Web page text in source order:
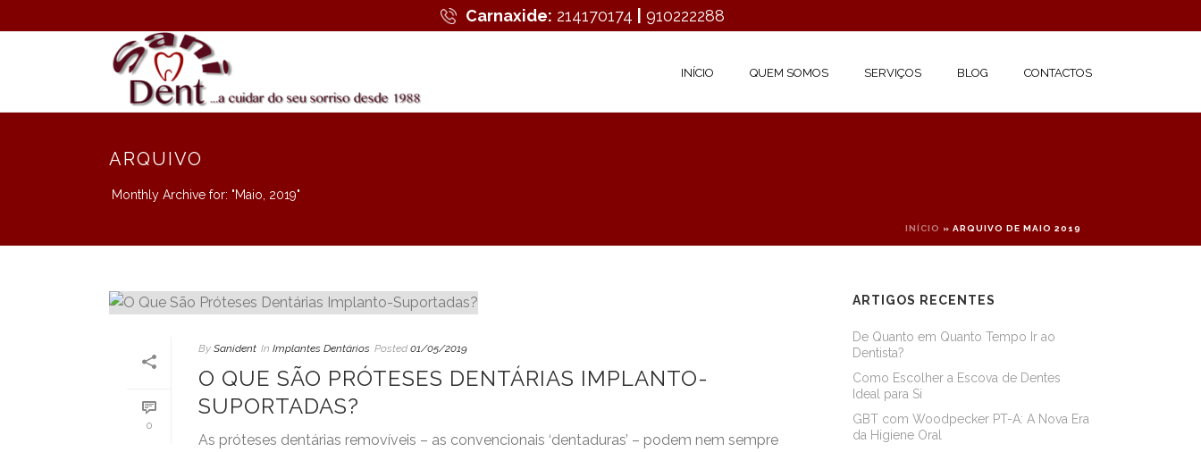
Carnaxide: 214170174 910222288
INÍCIO QUEM SOMOS SERVIÇOS BLOG CONTACTOS
ARQUIVO
Monthly Archive for: "Maio, 2019"
INÍCIO » ARQUIVO DE MAIO 2019
0
By Sanident In Implantes Dentários Posted 01/05/2019
O QUE SÃO PRÓTESES DENTÁRIAS IMPLANTO-
SUPORTADAS?
As próteses dentárias removíveis – as convencionais ‘dentaduras’ – podem nem sempre
ARTIGOS RECENTES
De Quanto em Quanto Tempo Ir ao
Dentista?
Como Escolher a Escova de Dentes
Ideal para Si
GBT com Woodpecker PT-A: A Nova Era
da Higiene Oral